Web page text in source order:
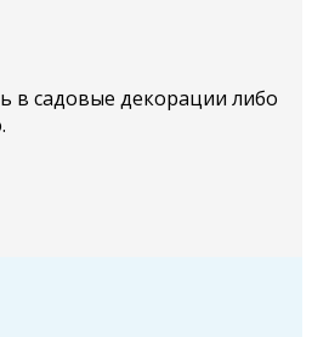
в садовые декорации либо